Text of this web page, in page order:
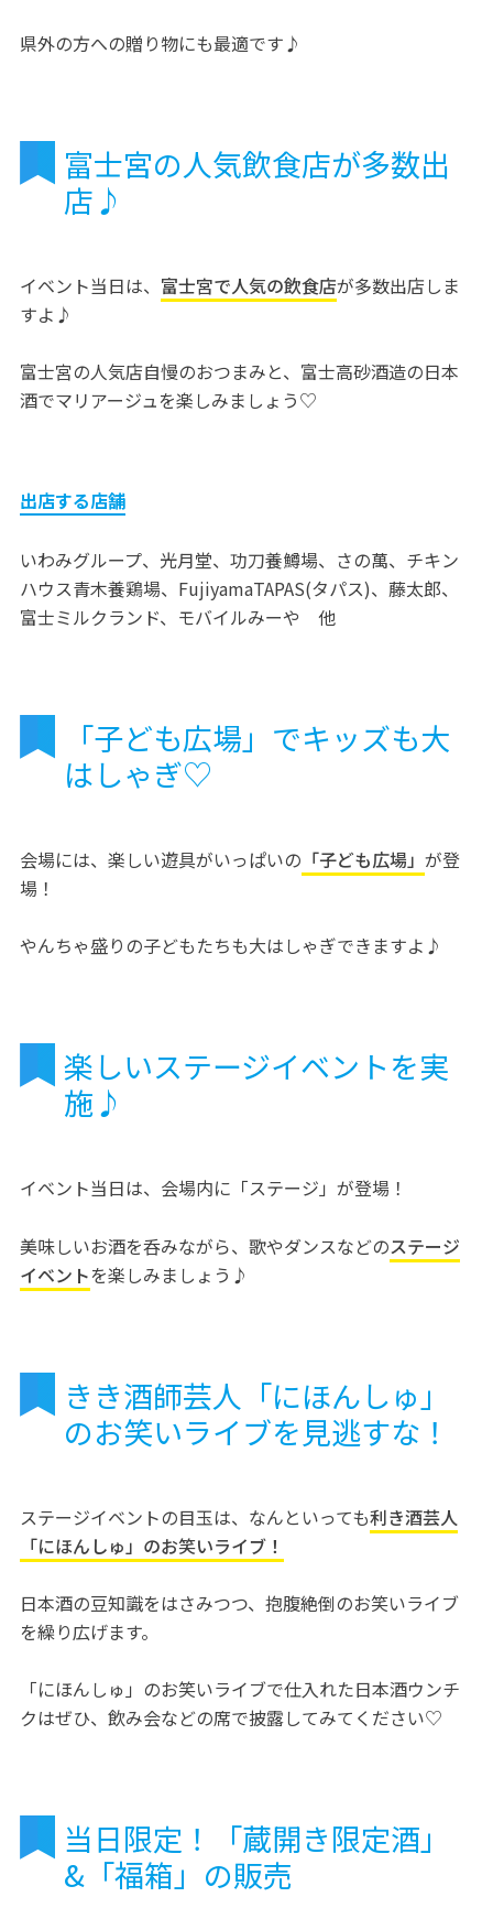
県外の方への贈り物にも最適です♪
富士宮の人気飲食店が多数出
店♪
イベント当日は、 富士宮で人気の飲食店が多数出店しま
すよ♪
富士宮の人気店自慢のおつまみと、富士高砂酒造の日本
酒でマリアージュを楽しみましょう♡
出店する店舗
いわみグループ、光月堂、功刀養鱒場、さの萬、チキン
ハウス青木養鶏場、FujiyamaTAPAS(タパス)、藤太郎、
富士ミルクランド、モバイルみーや 他
「子ども広場」でキッズも大
はしゃぎ♡
会場には、楽しい遊具がいっぱいの 「子ども広場」 が登
場！
やんちゃ盛りの子どもたちも大はしゃぎできますよ♪
楽しいステージイベントを実
施♪
イベント当日は、会場内に「ステージ」が登場！
美味しいお酒を呑みながら、歌やダンスなどのステージ
イベントを楽しみましょう♪
きき酒師芸人「にほんしゅ」
のお笑いライブを見逃すな！
ステージイベントの目玉は、なんといっても利き酒芸人
「にほんしゅ」のお笑いライブ！
日本酒の豆知識をはさみつつ、抱腹絶倒のお笑いライブ
を繰り広げます。
「にほんしゅ」のお笑いライブで仕入れた日本酒ウンチ
クはぜひ、飲み会などの席で披露してみてください♡
当日限定！「蔵開き限定酒」
&「福箱」の販売